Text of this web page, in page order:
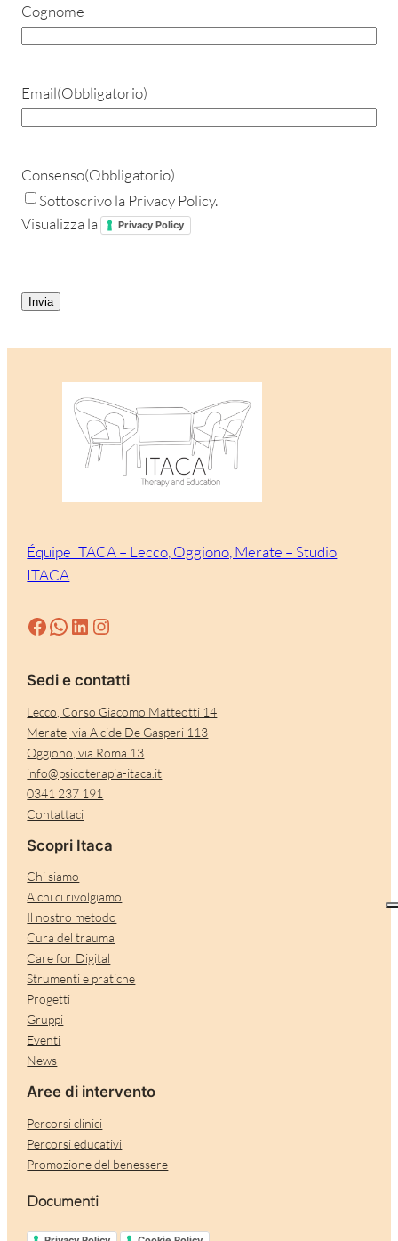
Cognome
Email(Obbligatorio)
Consenso(Obbligatorio)
Sottoscrivo la Privacy Policy.
Visualizza la
Privacy Policy
Équipe ITACA – Lecco, Oggiono, Merate – Studio
ITACA
Facebook WhatsApp LinkedIn Instagram
Sedi e contatti
Lecco, Corso Giacomo Matteotti 14
Merate, via Alcide De Gasperi 113
Oggiono, via Roma 13
info@psicoterapia-itaca.it
0341 237 191
Contattaci
Scopri Itaca
Chi siamo
A chi ci rivolgiamo
Il nostro metodo
Cura del trauma
Care for Digital
Strumenti e pratiche
Progetti
Gruppi
Eventi
News
Aree di intervento
Percorsi clinici
Percorsi educativi
Promozione del benessere
Documenti